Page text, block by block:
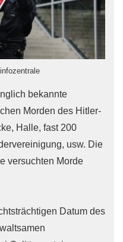
bekannte
Morden des Hitler-
Halle, fast 200
usw. Die
versuchten Morde
Datum des